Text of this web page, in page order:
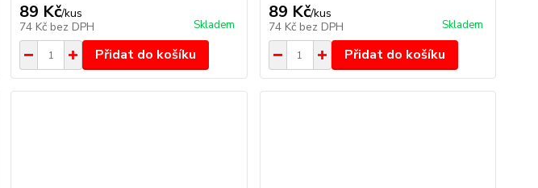
89 Kč/kus
74 Kč bez DPH Skladem
Přidat do košíku
89 Kč/kus
74 Kč bez DPH Skladem
Přidat do košíku